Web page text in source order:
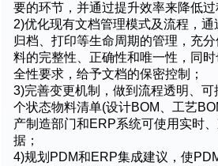
要的环节，并通过提升效率来降低过
2)优化现有文档管理模式及流程，通
归档、打印等生命周期的管理，充
料的完整性、正确性和唯一性，同
全性要求，给予文档的保密控制；
3)完善变更机制，做到流程透明、
个状态物料清单(设计BOM、工艺
产制造部门和ERP系统可使用实时
据；
4)规划PDM和ERP集成建议，使